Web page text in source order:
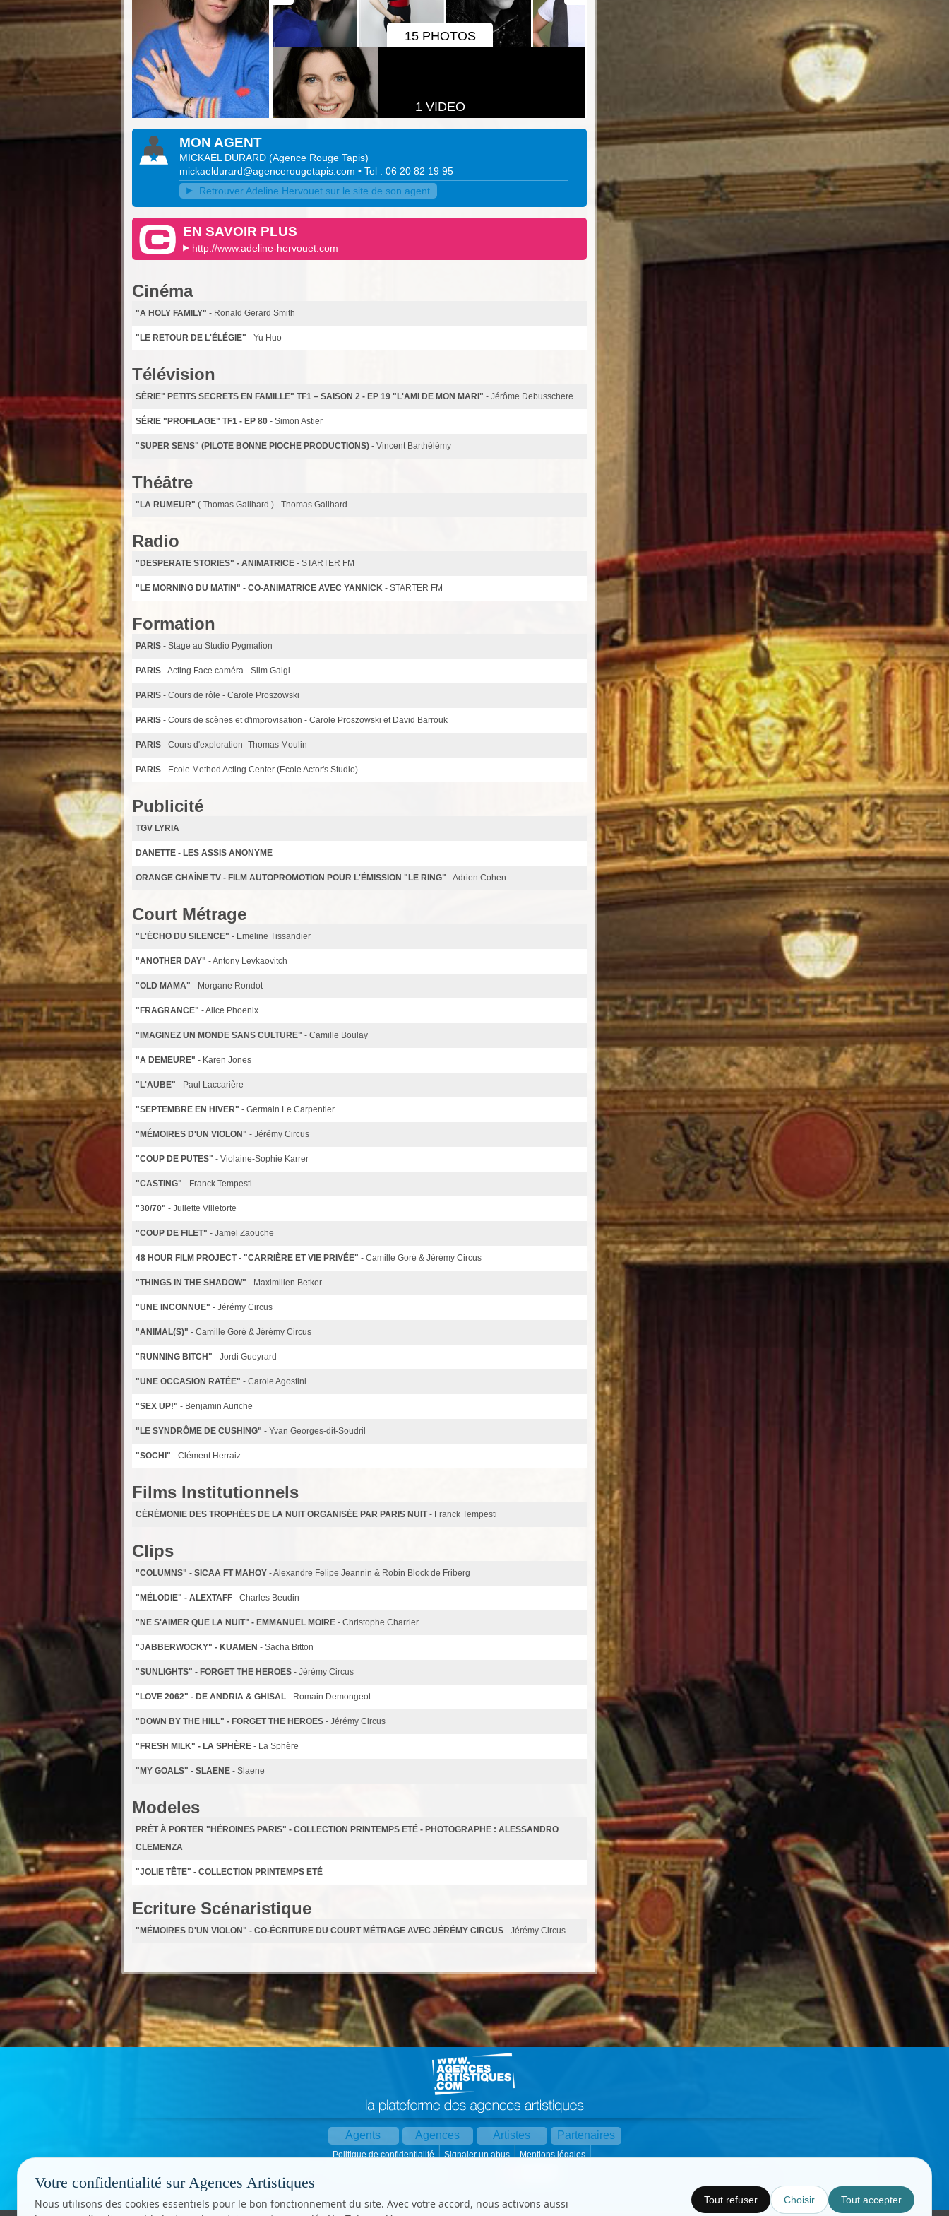
15 PHOTOS
1 VIDEO
MON AGENT
MICKAËL DURARD (Agence Rouge Tapis)
mickaeldurard@agencerougetapis.com • Tel : 06 20 82 19 95
Retrouver Adeline Hervouet sur le site de son agent
EN SAVOIR PLUS
http://www.adeline-hervouet.com
Cinéma
"A HOLY FAMILY" - Ronald Gerard Smith
"LE RETOUR DE L'ÉLÉGIE" - Yu Huo
Télévision
SÉRIE" PETITS SECRETS EN FAMILLE" TF1 – SAISON 2 - EP 19 "L'AMI DE MON MARI" - Jérôme Debusschere
SÉRIE "PROFILAGE" TF1 - EP 80 - Simon Astier
"SUPER SENS" (PILOTE BONNE PIOCHE PRODUCTIONS) - Vincent Barthélémy
Théâtre
"LA RUMEUR" ( Thomas Gailhard ) - Thomas Gailhard
Radio
"DESPERATE STORIES" - ANIMATRICE - STARTER FM
"LE MORNING DU MATIN" - CO-ANIMATRICE AVEC YANNICK - STARTER FM
Formation
PARIS - Stage au Studio Pygmalion
PARIS - Acting Face caméra - Slim Gaigi
PARIS - Cours de rôle - Carole Proszowski
PARIS - Cours de scènes et d'improvisation - Carole Proszowski et David Barrouk
PARIS - Cours d'exploration -Thomas Moulin
PARIS - Ecole Method Acting Center (Ecole Actor's Studio)
Publicité
TGV LYRIA
DANETTE - LES ASSIS ANONYME
ORANGE CHAÎNE TV - FILM AUTOPROMOTION POUR L'ÉMISSION "LE RING" - Adrien Cohen
Court Métrage
"L'ÉCHO DU SILENCE" - Emeline Tissandier
"ANOTHER DAY" - Antony Levkaovitch
"OLD MAMA" - Morgane Rondot
"FRAGRANCE" - Alice Phoenix
"IMAGINEZ UN MONDE SANS CULTURE" - Camille Boulay
"A DEMEURE" - Karen Jones
"L'AUBE" - Paul Laccarière
"SEPTEMBRE EN HIVER" - Germain Le Carpentier
"MÉMOIRES D'UN VIOLON" - Jérémy Circus
"COUP DE PUTES" - Violaine-Sophie Karrer
"CASTING" - Franck Tempesti
"30/70" - Juliette Villetorte
"COUP DE FILET" - Jamel Zaouche
48 HOUR FILM PROJECT - "CARRIÈRE ET VIE PRIVÉE" - Camille Goré & Jérémy Circus
"THINGS IN THE SHADOW" - Maximilien Betker
"UNE INCONNUE" - Jérémy Circus
"ANIMAL(S)" - Camille Goré & Jérémy Circus
"RUNNING BITCH" - Jordi Gueyrard
"UNE OCCASION RATÉE" - Carole Agostini
"SEX UP!" - Benjamin Auriche
"LE SYNDRÔME DE CUSHING" - Yvan Georges-dit-Soudril
"SOCHI" - Clément Herraiz
Films Institutionnels
CÉRÉMONIE DES TROPHÉES DE LA NUIT ORGANISÉE PAR PARIS NUIT - Franck Tempesti
Clips
"COLUMNS" - SICAA FT MAHOY - Alexandre Felipe Jeannin & Robin Block de Friberg
"MÉLODIE" - ALEXTAFF - Charles Beudin
"NE S'AIMER QUE LA NUIT" - EMMANUEL MOIRE - Christophe Charrier
"JABBERWOCKY" - KUAMEN - Sacha Bitton
"SUNLIGHTS" - FORGET THE HEROES - Jérémy Circus
"LOVE 2062" - DE ANDRIA & GHISAL - Romain Demongeot
"DOWN BY THE HILL" - FORGET THE HEROES - Jérémy Circus
"FRESH MILK" - LA SPHÈRE - La Sphère
"MY GOALS" - SLAENE - Slaene
Modeles
PRÊT À PORTER "HÉROÏNES PARIS" - COLLECTION PRINTEMPS ETÉ - PHOTOGRAPHE : ALESSANDRO
CLEMENZA
"JOLIE TÊTE" - COLLECTION PRINTEMPS ETÉ
Ecriture Scénaristique
"MÉMOIRES D'UN VIOLON" - CO-ÉCRITURE DU COURT MÉTRAGE AVEC JÉRÉMY CIRCUS - Jérémy Circus
Agents Agences Artistes Partenaires
Politique de confidentialité Signaler un abus
Mentions légales
Votre confidentialité sur Agences Artistiques
Nous utilisons des cookies essentiels pour le bon fonctionnement du site. Avec votre accord, nous activons aussi
Tout refuser Choisir Tout accepter